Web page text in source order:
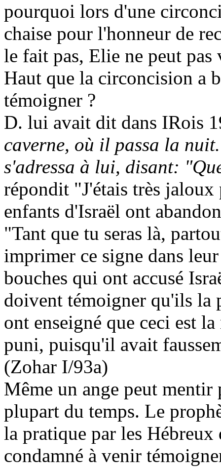
pourquoi lors d'une
chaise pour l'honneur de
le fait pas, Elie ne peut
Haut que la circoncision a
témoigner ?
D. lui avait dit dans IRois
caverne, où il passa la
s'adressa à lui, disant:
répondit "J'étais très jaloux
enfants d'Israël ont
"Tant que tu seras là,
imprimer ce signe dans
bouches qui ont accusé
doivent témoigner qu'ils la
ont enseigné que ceci est
puni, puisqu'il avait
(Zohar I/93a)
Même un ange peut
plupart du temps. Le
la pratique par les
condamné à venir